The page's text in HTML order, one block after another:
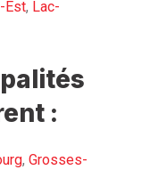
Est, Lac-
:
, Grosses-